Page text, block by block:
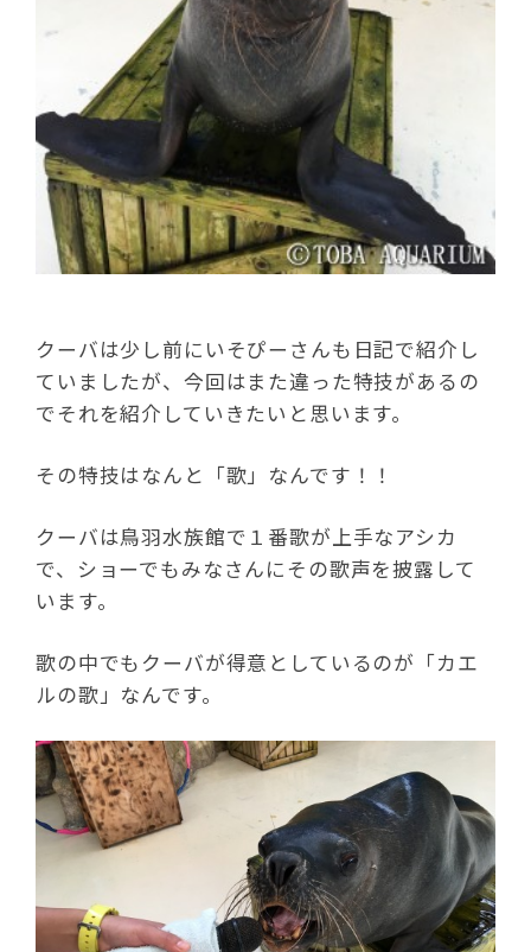
クーバは少し前にいそぴーさんも日記で紹介し
ていましたが、今回はまた違った特技があるの
でそれを紹介していきたいと思います。
その特技はなんと「歌」なんです！！
クーバは鳥羽水族館で１番歌が上手なアシカ
で、ショーでもみなさんにその歌声を披露して
います。
歌の中でもクーバが得意としているのが「カエ
ルの歌」なんです。